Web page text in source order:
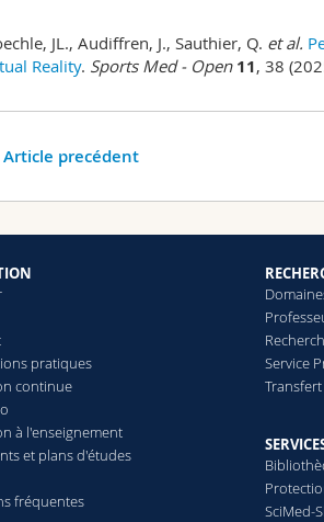
JL., Audiffren, J., Sauthier, Q. et al.
Reality. Sports Med - Open 11, 38
Article precédent
pratiques
continue
à l'enseignement
et plans d'études
fréquentes
Service
SciMed-